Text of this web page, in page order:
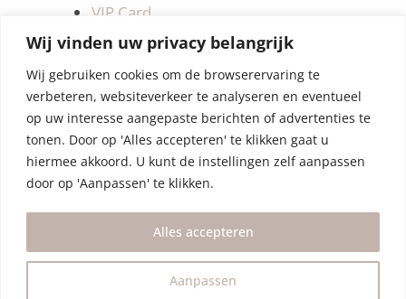
Wij vinden uw privacy belangrijk
Wij gebruiken cookies om de browserervaring te
verbeteren, websiteverkeer te analyseren en eventueel
op uw interesse aangepaste berichten of advertenties te
tonen. Door op 'Alles accepteren' te klikken gaat u
hiermee akkoord. U kunt de instellingen zelf aanpassen
door op 'Aanpassen' te klikken.
Aanpassen
Alles accepteren
VIP Card
Retourneren
Betalen & verzendkosten
Privacy Policy
Algemene Voorwaarden